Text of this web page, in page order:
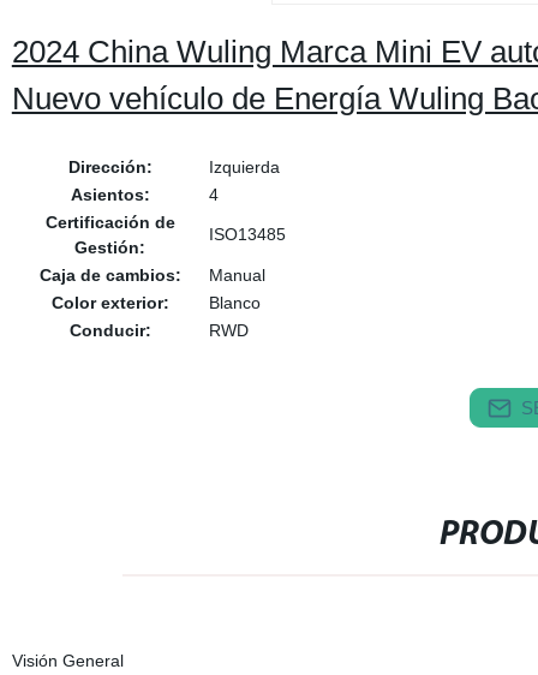
2024 China Wuling Marca Mini EV
Nuevo vehículo de Energía Wuling
Dirección:
Izquierda
Asientos:
4
Certificación de
Gestión:
ISO13485
Caja de cambios:
Manual
Color exterior:
Blanco
Conducir:
RWD
Visión General